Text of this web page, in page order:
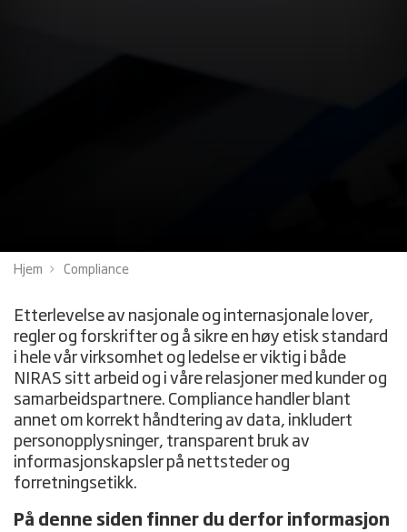
Hjem Compliance
Etterlevelse av nasjonale og internasjonale lover,
regler og forskrifter og å sikre en høy etisk standard
i hele vår virksomhet og ledelse er viktig i både
NIRAS sitt arbeid og i våre relasjoner med kunder og
samarbeidspartnere. Compliance handler blant
annet om korrekt håndtering av data, inkludert
personopplysninger, transparent bruk av
informasjonskapsler på nettsteder og
forretningsetikk.
På denne siden finner du derfor informasjon